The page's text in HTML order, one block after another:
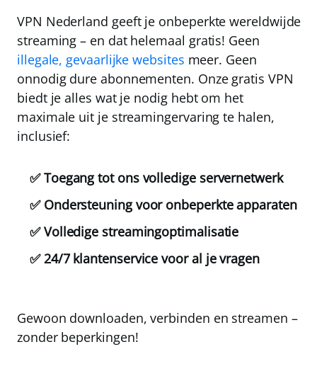
VPN Nederland geeft je onbeperkte wereldwijde
streaming – en dat helemaal gratis! Geen
illegale, gevaarlijke websites meer. Geen
onnodig dure abonnementen. Onze gratis VPN
biedt je alles wat je nodig hebt om het
maximale uit je streamingervaring te halen,
inclusief:
✅ Toegang tot ons volledige servernetwerk
✅ Ondersteuning voor onbeperkte apparaten
✅ Volledige streamingoptimalisatie
✅ 24/7 klantenservice voor al je vragen
Gewoon downloaden, verbinden en streamen –
zonder beperkingen!